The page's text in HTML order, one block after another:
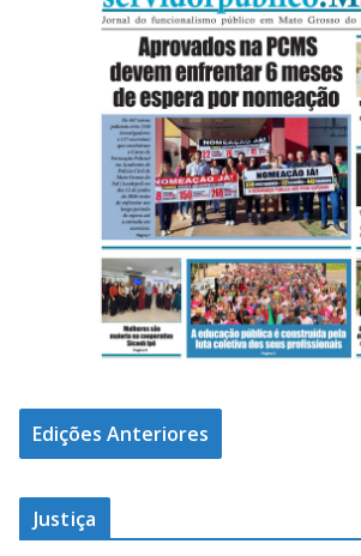
Edições Anteriores
Justiça